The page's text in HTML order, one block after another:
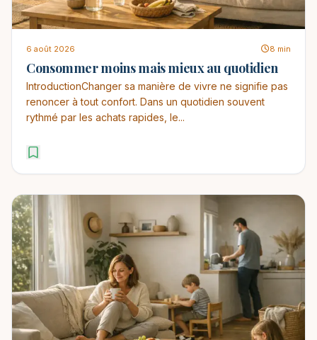
6 août 2026 8 min
Consommer moins mais mieux au quotidien
IntroductionChanger sa manière de vivre ne signifie pas
renoncer à tout confort. Dans un quotidien souvent
rythmé par les achats rapides, le...